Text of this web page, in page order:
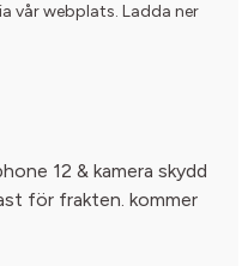
vår webplats. Ladda ner
12 & kamera skydd
för frakten. kommer